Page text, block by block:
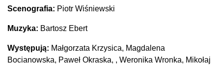
Scenografia: Piotr Wiśniewski
Muzyka: Bartosz Ebert
Występują: Małgorzata Krzysica, Magdalena
Bocianowska, Paweł Okraska, , Weronika Wronka, Mikołaj